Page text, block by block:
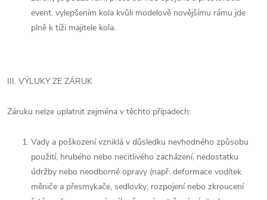
event. vylepšením kola kvůli modelově novějšímu rámu jde
plně k tíži majitele kola.
III. VÝLUKY ZE ZÁRUK
Záruku nelze uplatnit zejména v těchto případech:
Vady a poškození vzniklá v důsledku nevhodného způsobu
použití, hrubého nebo necitlivého zacházení, nedostatku
údržby nebo neodborné opravy (např. deformace vodítek
měniče a přesmykače, sedlovky; rozpojení nebo zkroucení